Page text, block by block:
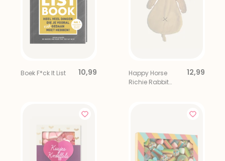
Boek F*ck It List 10,99
Happy Horse
Richie Rabbit
12,99